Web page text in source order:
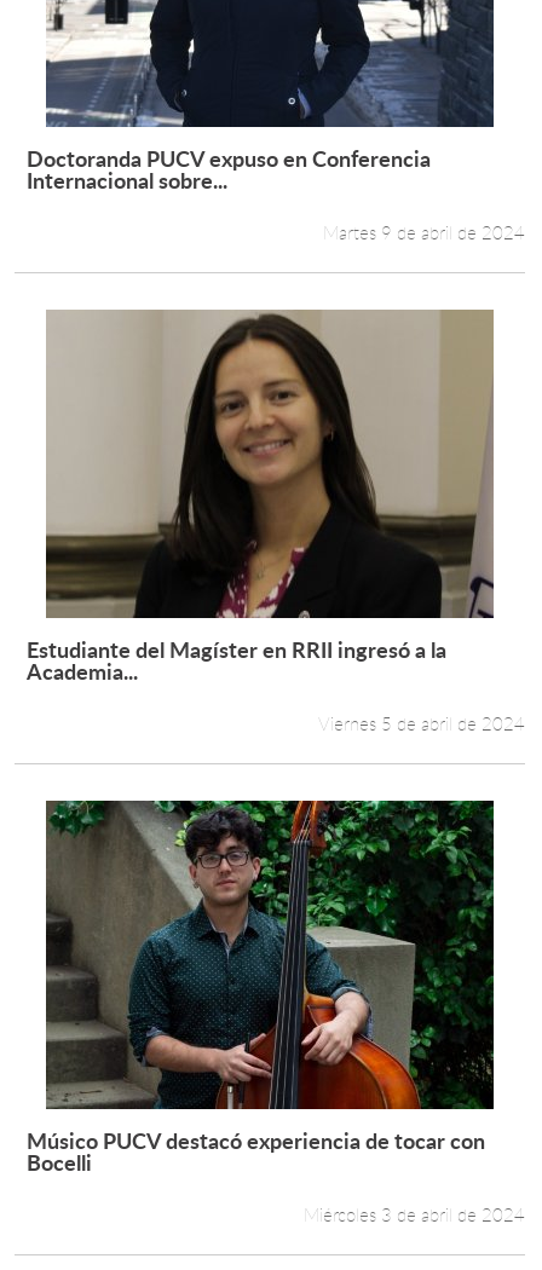
Leer más +
Doctoranda PUCV expuso en Conferencia
Internacional sobre...
Martes 9 de abril de 2024
Leer más +
Estudiante del Magíster en RRII ingresó a la
Academia...
Viernes 5 de abril de 2024
Leer más +
Músico PUCV destacó experiencia de tocar con
Bocelli
Miércoles 3 de abril de 2024